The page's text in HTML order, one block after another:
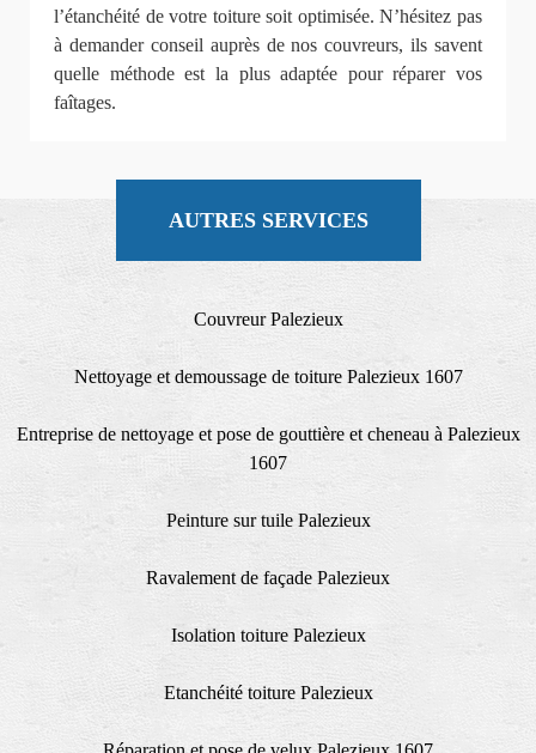
l’étanchéité de votre toiture soit optimisée. N’hésitez pas
à demander conseil auprès de nos couvreurs, ils savent
quelle méthode est la plus adaptée pour réparer vos
faîtages.
AUTRES SERVICES
Couvreur Palezieux
Nettoyage et demoussage de toiture Palezieux 1607
Entreprise de nettoyage et pose de gouttière et cheneau à Palezieux
1607
Peinture sur tuile Palezieux
Ravalement de façade Palezieux
Isolation toiture Palezieux
Etanchéité toiture Palezieux